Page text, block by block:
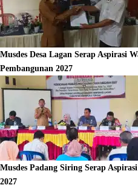
Musdes Desa Lagan Serap Aspirasi
Pembangunan 2027
Musdes Padang Siring Serap
2027